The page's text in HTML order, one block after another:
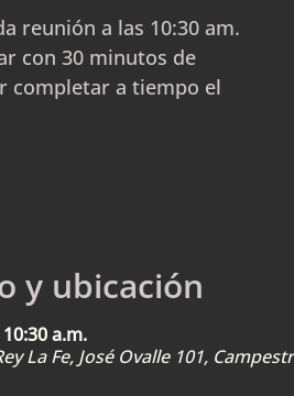
reunión a las 10:30 am.
con 30 minutos de
completar a tiempo el
y ubicación
a.m.
La Fe, José Ovalle 101,